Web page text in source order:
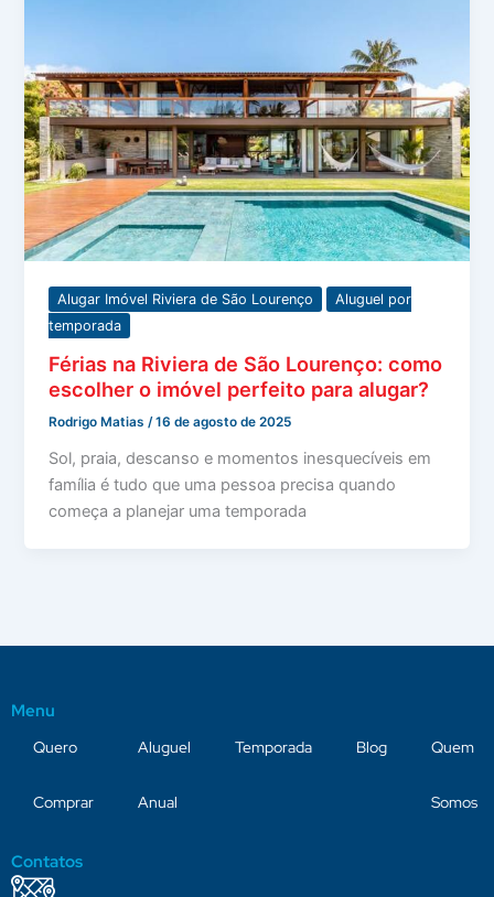
Alugar Imóvel Riviera de São Lourenço
Aluguel por
temporada
Férias na Riviera de São Lourenço: como
escolher o imóvel perfeito para alugar?
Rodrigo Matias/16 de agosto de 2025
Sol, praia, descanso e momentos inesquecíveis em
família é tudo que uma pessoa precisa quando
começa a planejar uma temporada
Menu
Quero
Comprar
Aluguel
Anual
Temporada Blog Quem
Somos
Contatos